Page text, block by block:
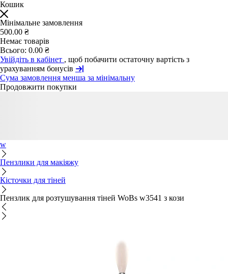
Кошик
Мінімальне замовлення
500.00 ₴
Немає товарів
Всього: 0.00 ₴
Увійдіть в кабінет , щоб побачити остаточну вартість з
урахуванням бонусів
Сума замовлення менша за мінімальну
Продовжити покупки
w
Пензлики для макіяжу
Кісточки для тіней
Пензлик для розтушування тіней WoBs w3541 з кози